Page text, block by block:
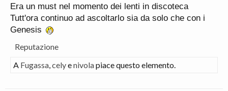
Era un must nel momento dei lenti in discoteca
Tutt'ora continuo ad ascoltarlo sia da solo che con i
Genesis
Reputazione
A Fugassa,celyenivolapiace questo elemento.